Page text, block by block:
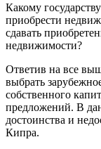
Какому
приобрести
сдавать
недвижимости?
Ответив на все
выбрать
собственного
предложений. В
достоинства и
Кипра.